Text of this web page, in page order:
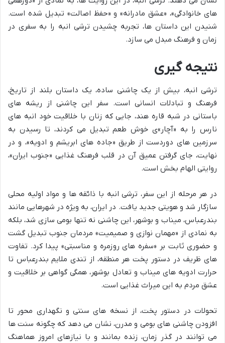
های خانوادگی»، «عشق مادرانه» و «حفظ اصالت» تبدیل شده است.
شنیدن این داستان ها، تجربه چشیدن ترشی انبه را به سفری در
زمان و فرهنگ مبدل می سازد.
نتیجه گیری
ترشی انبه، بیش از یک چاشنی ساده، یک داستان بلند از تاریخ،
فرهنگ و تبادلات انسانی است. سفر این چاشنی از ریشه های
باستانی در شبه قاره هند، جایی که زنان با خلاقیت خود انبه های
نارس را به «آچار»ی خوش طعم تبدیل می کردند، تا رسیدن به
سرزمین های دوردست از طریق «جاده های ابریشم و ادویه»، و در
نهایت، جای گرفتن عمیق آن در قلب فرهنگ غذایی «جنوب ایران»،
روایتی الهام بخش است.
در هر مرحله از این سفر، ترشی انبه با ذائقه ها و مواد اولیه محلی
سازگار شد و هویتی جدید یافت. در ایران، به ویژه در شهرهایی مانند
بندرعباس، میناب و بوشهر، این چاشنی نه تنها بومی سازی شد، بلکه
به نمادی از «مهمان نوازی و صمیمیت» مردمان جنوب تبدیل گشت
و حضوری ثابت بر «سفره های روزمره و مناسبتی» پیدا کرد. تفاوت
های ظریف در دستور پخت هر منطقه، از تندی ملایم بندرعباس تا
حرارت ادویه های میناب و تعادل بوشهر، همگی گواهی بر خلاقیت و
عشق مردم به این میراث غذایی است.
تحولات در دستور پخت، از نسخه های سنتی و نگهداری محور تا
افزودن چاشنی های بومی و مدرن، نشان می دهد که چگونه سنت ها
می توانند در گذر زمان، زنده بمانند و با نیازهای امروز هماهنگ